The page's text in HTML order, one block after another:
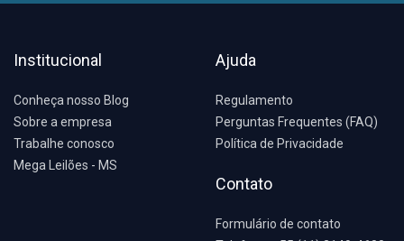
Institucional
Conheça nosso Blog
Sobre a empresa
Trabalhe conosco
Mega Leilões - MS
Ajuda
Regulamento
Perguntas Frequentes (FAQ)
Política de Privacidade
Contato
Formulário de contato